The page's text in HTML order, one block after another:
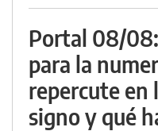
Portal 08/
para la
repercute en
signo y qué